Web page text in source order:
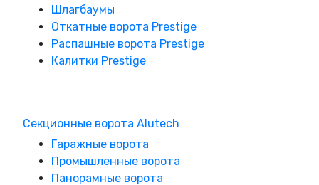
Шлагбаумы
Откатные ворота Prestige
Распашные ворота Prestige
Калитки Prestige
Секционные ворота Alutech
Гаражные ворота
Промышленные ворота
Панорамные ворота